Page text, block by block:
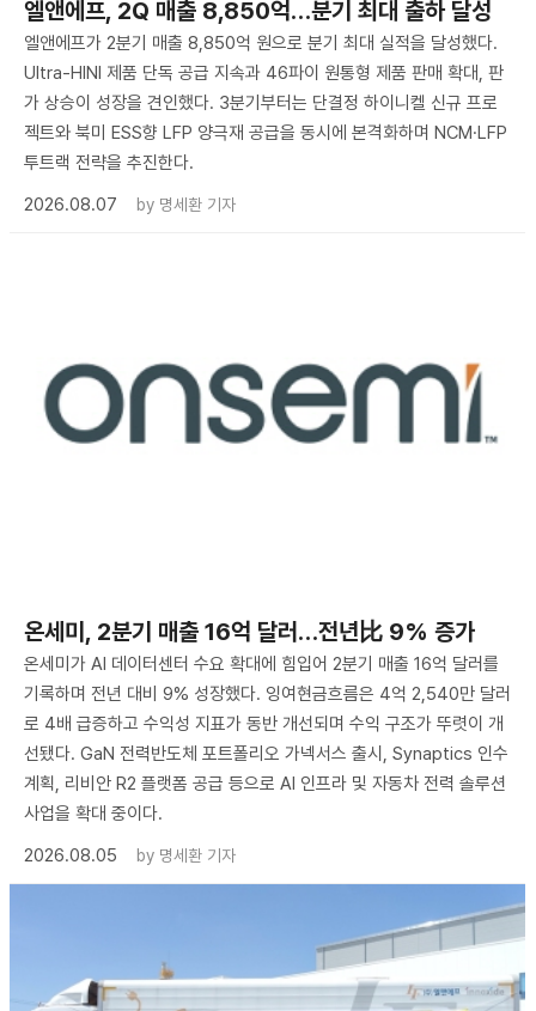
엘앤에프, 2Q 매출 8,850억…분기 최대 출하 달성
엘앤에프가 2분기 매출 8,850억 원으로 분기 최대 실적을 달성했다.
Ultra-HINI 제품 단독 공급 지속과 46파이 원통형 제품 판매 확대, 판
가 상승이 성장을 견인했다. 3분기부터는 단결정 하이니켈 신규 프로
젝트와 북미 ESS향 LFP 양극재 공급을 동시에 본격화하며 NCM·LFP
투트랙 전략을 추진한다.
2026.08.07
by 명세환 기자
온세미, 2분기 매출 16억 달러…전년比 9% 증가
온세미가 AI 데이터센터 수요 확대에 힘입어 2분기 매출 16억 달러를
기록하며 전년 대비 9% 성장했다. 잉여현금흐름은 4억 2,540만 달러
로 4배 급증하고 수익성 지표가 동반 개선되며 수익 구조가 뚜렷이 개
선됐다. GaN 전력반도체 포트폴리오 가넥서스 출시, Synaptics 인수
계획, 리비안 R2 플랫폼 공급 등으로 AI 인프라 및 자동차 전력 솔루션
사업을 확대 중이다.
2026.08.05
by 명세환 기자